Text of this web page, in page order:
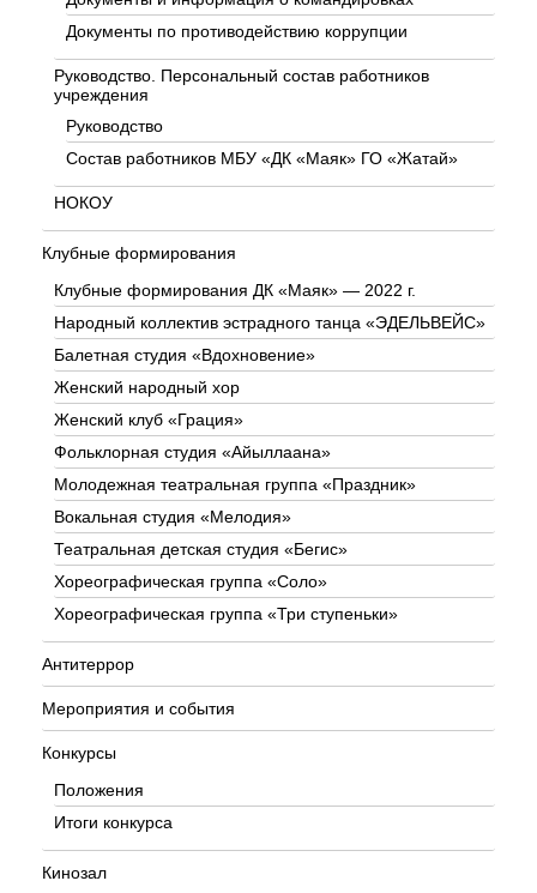
Документы по противодействию коррупции
Руководство. Персональный состав работников
учреждения
Руководство
Состав работников МБУ «ДК «Маяк» ГО «Жатай»
НОКОУ
Клубные формирования
Клубные формирования ДК «Маяк» — 2022 г.
Народный коллектив эстрадного танца «ЭДЕЛЬВЕЙС»
Балетная студия «Вдохновение»
Женский народный хор
Женский клуб «Грация»
Фольклорная студия «Айыллаана»
Молодежная театральная группа «Праздник»
Вокальная студия «Мелодия»
Театральная детская студия «Бегис»
Хореографическая группа «Соло»
Хореографическая группа «Три ступеньки»
Антитеррор
Мероприятия и события
Конкурсы
Положения
Итоги конкурса
Кинозал